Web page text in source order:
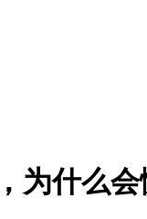
为什么